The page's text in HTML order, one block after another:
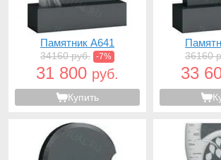
Памятник A641
34160 руб. -7%
31 800 руб.
Купить
36160
33